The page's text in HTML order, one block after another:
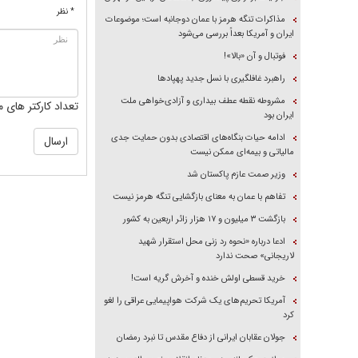
* نظر
تعداد کارکتر های
مذاکرات تنگه هرمز با عمان دوجانبه است؛ موضوعات
ایران و آمریکا بعداً بررسی می‌شود
فوتبال و آن «بالا»!
راهبرد غافلگیری با نسل جدید پهپاد‌ها
مشروطه نقطه عطف بیداری و آزادی‌خواهی ملت
ایران بود
ادامه حیات بنگاه‌های اقتصادی بدون حمایت جدی
مالیاتی و بیمه‌ای ممکن نیست
وزیر صمت عازم پاکستان شد
تفاهم با عمان به معنای بازگشایی تنگه هرمز نیست
بازگشت ۳ میلیون و ۱۷ هزار زائر اربعین به کشور
ادعا درباره «نحوه رد زنی محل استقرار شهید
لاریجانی» صحت ندارد
خرید قسطی اولش خنده و آخرش گریه است!
آمریکا تحریم‌های یک شرکت هواپیمایی عراقی را لغو
کرد
جولان عقابان ایرانی از دفاع مقدس تا نبرد رمضان